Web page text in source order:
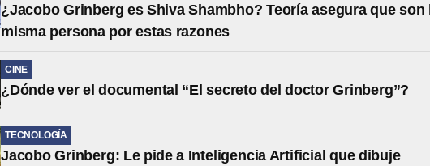
¿Jacobo Grinberg es Shiva Shambho? Teoría asegura que son
misma persona por estas razones
CINE
¿Dónde ver el documental “El secreto del doctor Grinberg”?
TECNOLOGÍA
Jacobo Grinberg: Le pide a Inteligencia Artificial que dibuje